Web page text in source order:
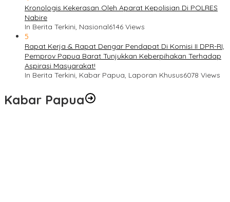
Kronologis Kekerasan Oleh Aparat Kepolisian Di POLRES
Nabire
In Berita Terkini, Nasional6146 Views
5
Rapat Kerja & Rapat Dengar Pendapat Di Komisi II DPR-RI,
Pemprov Papua Barat Tunjukkan Keberpihakan Terhadap
Aspirasi Masyarakat!
In Berita Terkini, Kabar Papua, Laporan Khusus6078 Views
Kabar Papua